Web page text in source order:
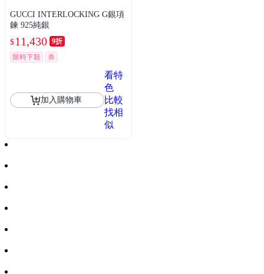
GUCCI INTERLOCKING G銀項
鍊 925純銀
$11,430 9折
限時下殺
券
加入購物車
看特
色
比較
找相
似